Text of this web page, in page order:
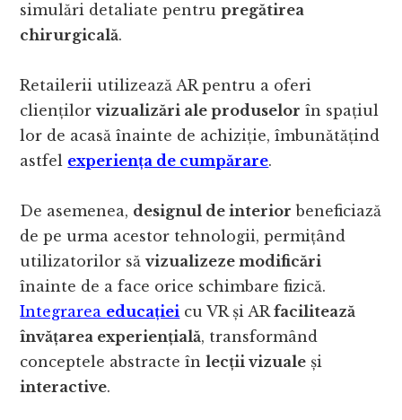
simulări detaliate pentrupregătirea
chirurgicală.
Retailerii utilizează AR pentru a oferi
cliențilorvizualizări ale produselor în spațiul
lor de acasă înainte de achiziție, îmbunătățind
astfel experiența de cumpărare.
De asemenea, designul de interior beneficiază
de pe urma acestor tehnologii, permițând
utilizatorilor săvizualizeze modificări
înainte de a face orice schimbare fizică.
Integrarea educației cu VR și ARfacilitează
învățarea experiențială, transformând
conceptele abstracte înlecții vizuale și
interactive.